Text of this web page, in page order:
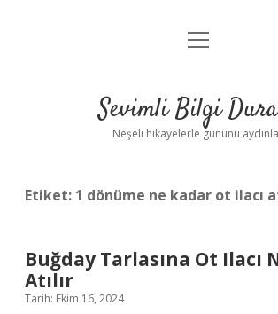
Anasayfa
Yasal Uyarı
menüyü
Sevimli Bilgi
Neşeli hikayelerle gününü
Etiket: 1 dönüme ne kadar ot ilacı
Buğday Tarlasına Ot Ilacı
Atılır
Tarih: Ekim 16, 2024